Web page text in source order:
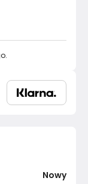
Nowy